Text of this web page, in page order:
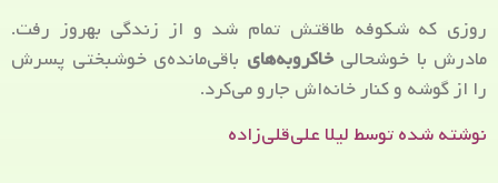
روزی که شکوفه طاقتش تمام شد و از زندگی بهروز رفت.
مادرش با خوشحالیخاکروبه‌های باقی‌مانده‌ی خوشبختی پسرش
را از گوشه و کنار خانه‌اش جارو می‌کرد.
نوشته شده توسط لیلا علی‌قلی‌زاده